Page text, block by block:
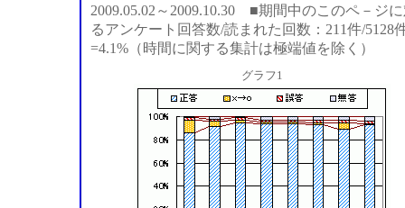
2009.05.02～2009.10.30 ■期間中のこのペ－ジ
るアンケート回答数/読まれた回数：211件/5128
=4.1%（時間に関する集計は極端値を除く）
グラフ1